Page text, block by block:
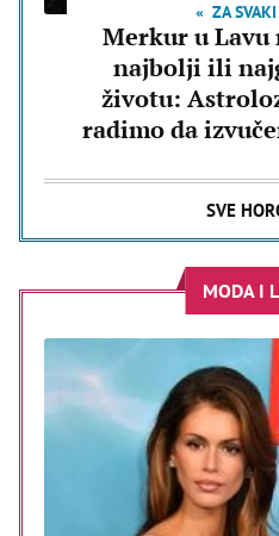
ZA
Merkur u Lavu
najbolji ili
životu:
radimo da
SVE
MODA I